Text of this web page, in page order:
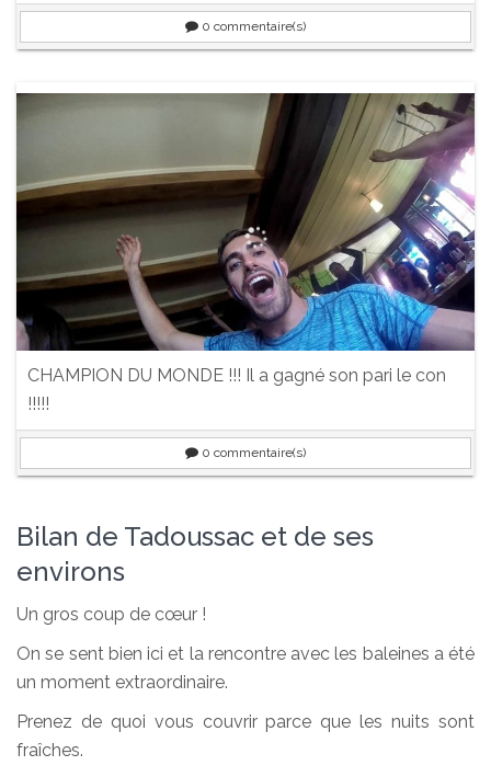
0 commentaire(s)
CHAMPION DU MONDE !!! Il a gagné son pari le con
!!!!!
0 commentaire(s)
Bilan de Tadoussac et de ses
environs
Un gros coup de cœur !
On se sent bien ici et la rencontre avec les baleines a été
un moment extraordinaire.
Prenez de quoi vous couvrir parce que les nuits sont
fraîches.